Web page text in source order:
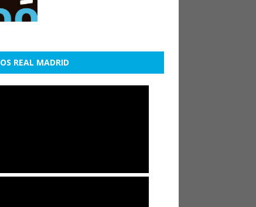
REAL MADRID